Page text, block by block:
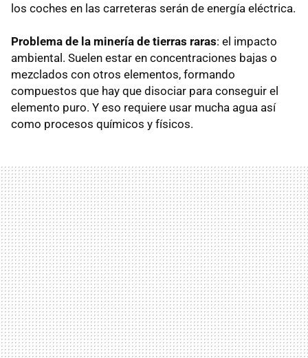
los coches en las carreteras serán de energía eléctrica.
Problema de la minería de tierras raras: el impacto
ambiental. Suelen estar en concentraciones bajas o
mezclados con otros elementos, formando
compuestos que hay que disociar para conseguir el
elemento puro. Y eso requiere usar mucha agua así
como procesos químicos y físicos.